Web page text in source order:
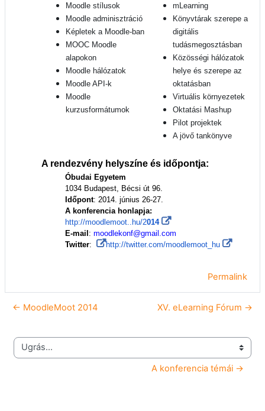
Moodle stílusok
Moodle adminisztráció
Képletek a Moodle-ban
MOOC Moodle
alapokon
Moodle hálózatok
Moodle API-k
Moodle
kurzusformátumok
mLearning
Könyvtárak szerepe a
digitális
tudásmegosztásban
Közösségi hálózatok
helye és szerepe az
oktatásban
Virtuális környezetek
Oktatási Mashup
Pilot projektek
A jövő tankönyve
A rendezvény helyszíne és időpontja:
Óbudai Egyetem
1034 Budapest, Bécsi út 96.
Időpont: 2014. június 26-27.
A konferencia honlapja:
http://moodlemoot..hu/2014
E-mail : moodlekonf@gmail.com
Twitter: http://twitter.com/moodlemoot_hu
Permalink
← MoodleMoot 2014 XV. eLearning Fórum →
Ugrás...
A konferencia témái →